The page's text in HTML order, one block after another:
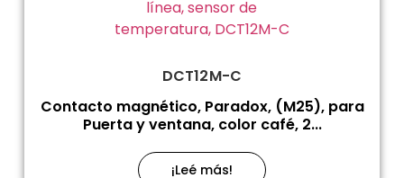
DCT12M-C
Contacto magnético, Paradox, (M25), para
Puerta y ventana, color café, 2...
¡Leé más!